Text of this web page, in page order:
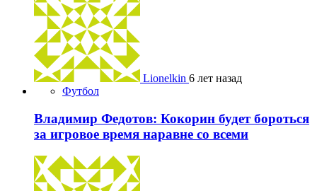
Lionelkin 6 лет назад
Футбол
Владимир Федотов: Кокорин будет бороться
за игровое время наравне со всеми